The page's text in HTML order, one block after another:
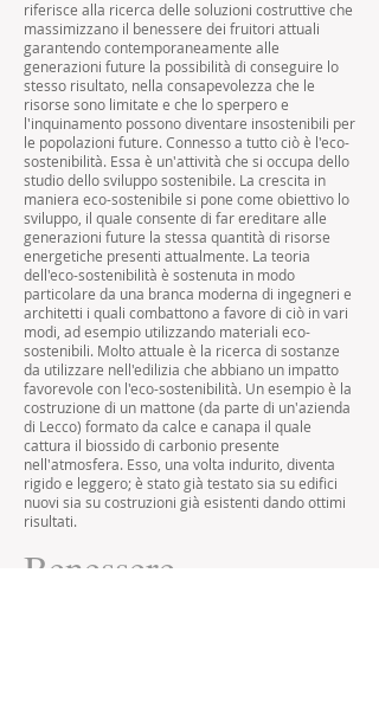
riferisce alla ricerca delle soluzioni costruttive che
massimizzano il benessere dei fruitori attuali
garantendo contemporaneamente alle
generazioni future la possibilità di conseguire lo
stesso risultato, nella consapevolezza che le
risorse sono limitate e che lo sperpero e
l'inquinamento possono diventare insostenibili per
le popolazioni future. Connesso a tutto ciò è l'eco-
sostenibilità. Essa è un'attività che si occupa dello
studio dello sviluppo sostenibile. La crescita in
maniera eco-sostenibile si pone come obiettivo lo
sviluppo, il quale consente di far ereditare alle
generazioni future la stessa quantità di risorse
energetiche presenti attualmente. La teoria
dell'eco-sostenibilità è sostenuta in modo
particolare da una branca moderna di ingegneri e
architetti i quali combattono a favore di ciò in vari
modi, ad esempio utilizzando materiali eco-
sostenibili. Molto attuale è la ricerca di sostanze
da utilizzare nell'edilizia che abbiano un impatto
favorevole con l'eco-sostenibilità. Un esempio è la
costruzione di un mattone (da parte di un'azienda
di Lecco) formato da calce e canapa il quale
cattura il biossido di carbonio presente
nell'atmosfera. Esso, una volta indurito, diventa
rigido e leggero; è stato già testato sia su edifici
nuovi sia su costruzioni già esistenti dando ottimi
risultati.
Benessere